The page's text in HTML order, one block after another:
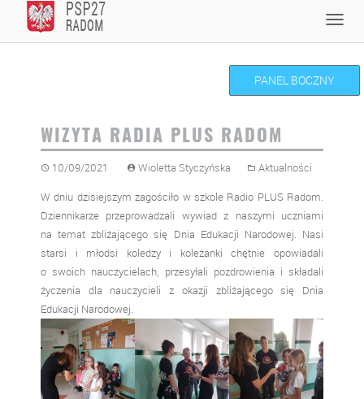
content
PANEL BOCZNY
WIZYTA RADIA PLUS RADOM
10/09/2021 Wioletta Styczyńska Aktualności
W dniu dzisiejszym zagościło w szkole Radio PLUS Radom.
Dziennikarze przeprowadzali wywiad z naszymi uczniami
na temat zbliżającego się Dnia Edukacji Narodowej. Nasi
starsi i młodsi koledzy i koleżanki chętnie opowiadali
o swoich nauczycielach, przesyłali pozdrowienia i składali
życzenia dla nauczycieli z okazji zbliżającego się Dnia
Edukacji Narodowej.